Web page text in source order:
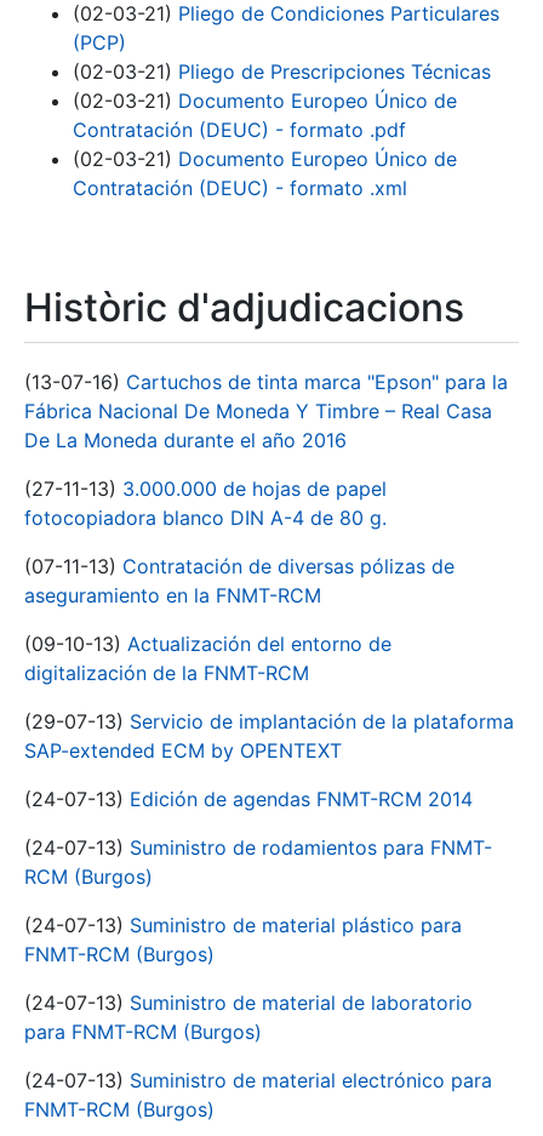
(02-03-21) Pliego de Condiciones Particulares
(PCP)
(02-03-21) Pliego de Prescripciones Técnicas
(02-03-21) Documento Europeo Único de
Contratación (DEUC) - formato .pdf
(02-03-21) Documento Europeo Único de
Contratación (DEUC) - formato .xml
Històric d'adjudicacions
(13-07-16) Cartuchos de tinta marca "Epson" para la
Fábrica Nacional De Moneda Y Timbre – Real Casa
De La Moneda durante el año 2016
(27-11-13) 3.000.000 de hojas de papel
fotocopiadora blanco DIN A-4 de 80 g.
(07-11-13) Contratación de diversas pólizas de
aseguramiento en la FNMT-RCM
(09-10-13) Actualización del entorno de
digitalización de la FNMT-RCM
(29-07-13) Servicio de implantación de la plataforma
SAP-extended ECM by OPENTEXT
(24-07-13) Edición de agendas FNMT-RCM 2014
(24-07-13) Suministro de rodamientos para FNMT-
RCM (Burgos)
(24-07-13) Suministro de material plástico para
FNMT-RCM (Burgos)
(24-07-13) Suministro de material de laboratorio
para FNMT-RCM (Burgos)
(24-07-13) Suministro de material electrónico para
FNMT-RCM (Burgos)